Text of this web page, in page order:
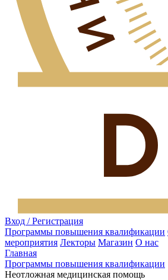
Вход / Регистрация
Программы повышения квалификации
мероприятия Лекторы Магазин О нас
Главная
Программы повышения квалификации
Неотложная медицинская помощь